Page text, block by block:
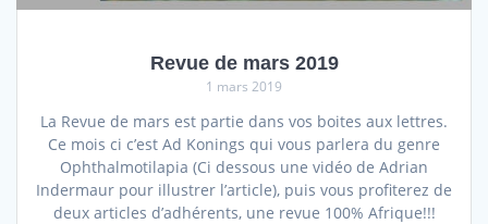
Revue de mars 2019
1 mars 2019
La Revue de mars est partie dans vos boites aux lettres.
Ce mois ci c’est Ad Konings qui vous parlera du genre
Ophthalmotilapia (Ci dessous une vidéo de Adrian
Indermaur pour illustrer l’article), puis vous profiterez de
deux articles d’adhérents, une revue 100% Afrique!!!